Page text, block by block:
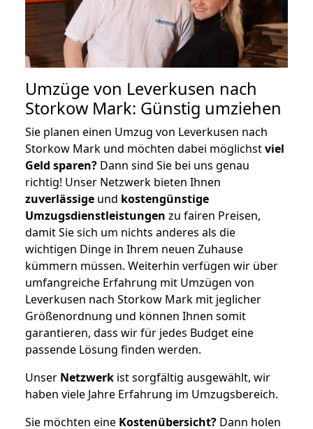
Umzüge von Leverkusen nach
Storkow Mark: Günstig umziehen
Sie planen einen Umzug von Leverkusen nach
Storkow Mark und möchten dabei möglichstviel
Geld sparen? Dann sind Sie bei uns genau
richtig! Unser Netzwerk bieten Ihnen
zuverlässige und kostengünstige
Umzugsdienstleistungen zu fairen Preisen,
damit Sie sich um nichts anderes als die
wichtigen Dinge in Ihrem neuen Zuhause
kümmern müssen. Weiterhin verfügen wir über
umfangreiche Erfahrung mit Umzügen von
Leverkusen nach Storkow Mark mit jeglicher
Größenordnung und können Ihnen somit
garantieren, dass wir für jedes Budget eine
passende Lösung finden werden.
Unser Netzwerk ist sorgfältig ausgewählt, wir
haben viele Jahre Erfahrung im Umzugsbereich.
Sie möchten eine Kostenübersicht? Dann holen